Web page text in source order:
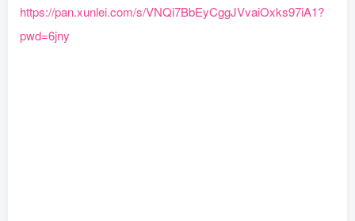
https://pan.xunlei.com/s/VNQi7BbEyCggJVvaiOxks97iA1?
pwd=6jny